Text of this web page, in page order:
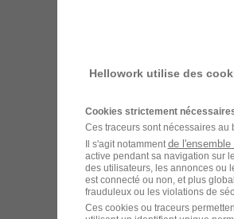
Hellowork utilise des
Cookies strictement
Ces traceurs sont nécessaires
Il s'agit notamment de
active pendant sa navigation sur
des utilisateurs, les annonces ou
est connecté ou non, et plus
frauduleux ou les violations de
Ces cookies ou traceurs